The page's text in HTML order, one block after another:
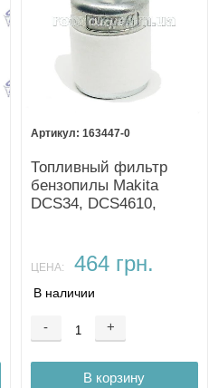
163447-0
Топливный фильтр
бензопилы Makita
DCS34, DCS4610,
ЦЕНА: 464 грн.
В наличии
- +
В корзину